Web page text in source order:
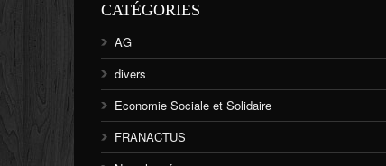
CATÉGORIES
AG
divers
Economie Sociale et Solidaire
FRANACTUS